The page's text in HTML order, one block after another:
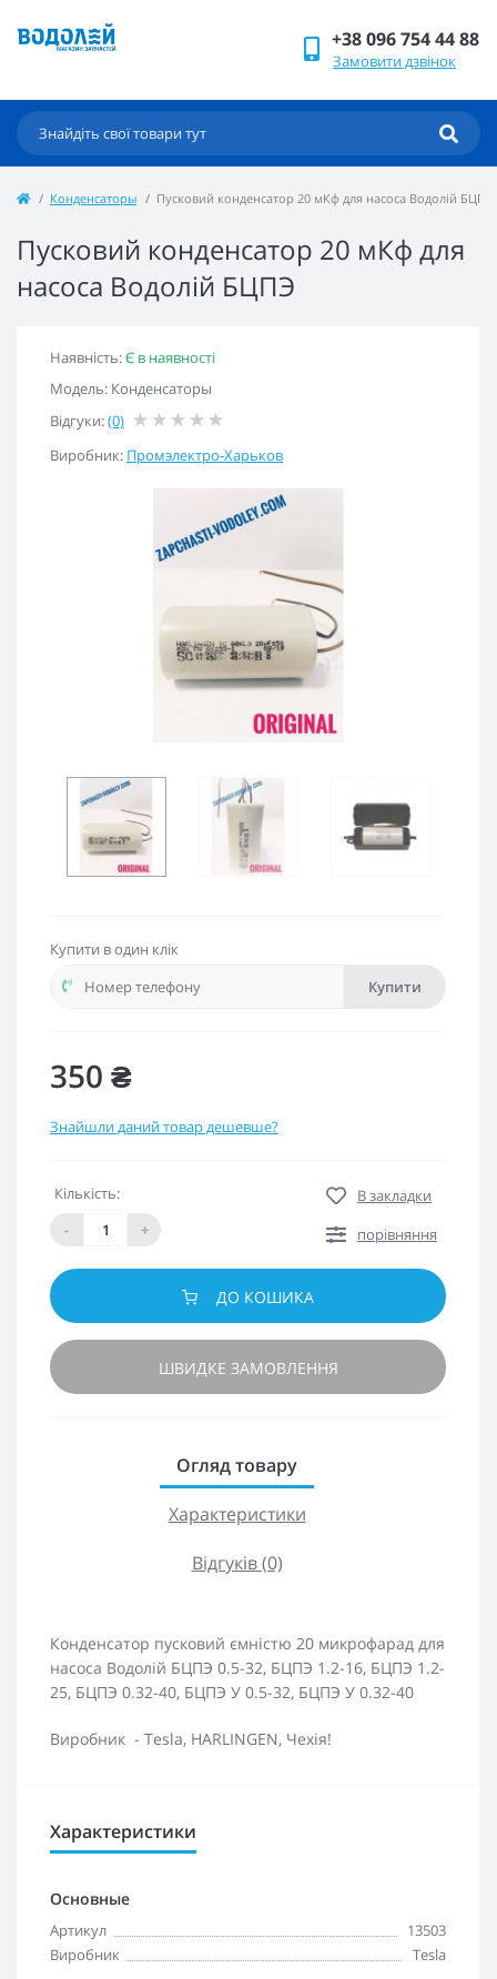
+38 096 754 44 88
Замовити дзвінок
Конденсаторы Пусковий конденсатор 20 мКф для насоса Водолій БЦПЭ
Пусковий конденсатор 20 мКф для
насоса Водолій БЦПЭ
Наявність:Є в наявності
Модель: Конденсаторы
Відгуки:(0)
Виробник: Промэлектро-Харьков
Купити в один клік
Купити
350 ₴
Знайшли даний товар дешевше?
Кількість:
-
+
В закладки
порівняння
ДО КОШИКА
ШВИДКЕ ЗАМОВЛЕННЯ
Огляд товару
Характеристики
Відгуків (0)
Конденсатор пусковий ємністю 20 микрофарад для
насоса Водолій БЦПЭ 0.5-32, БЦПЭ 1.2-16, БЦПЭ 1.2-
25, БЦПЭ 0.32-40, БЦПЭ У 0.5-32, БЦПЭ У 0.32-40
Виробник - Tesla, HARLINGEN, Чехія!
Характеристики
Основные
Артикул
13503
Виробник
Tesla